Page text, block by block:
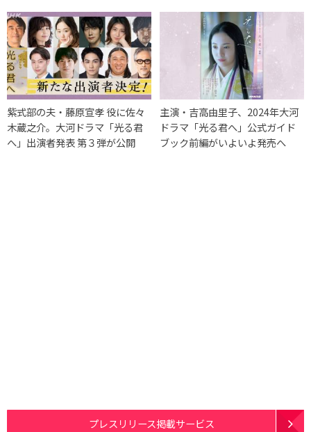
紫式部の夫・藤原宣孝 役に佐々
木蔵之介。大河ドラマ「光る君
へ」出演者発表 第３弾が公開
主演・吉高由里子、2024年大河
ドラマ「光る君へ」公式ガイド
ブック前編がいよいよ発売へ
プレスリリース掲載サービス